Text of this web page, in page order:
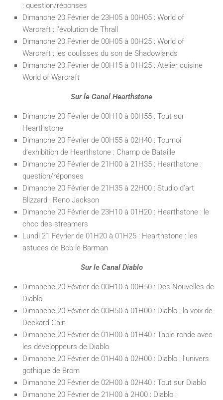
: question/réponses
Dimanche 20 Février de 23H05 à 00H05 : World of
Warcraft : l’évolution de Thrall
Dimanche 20 Février de 00H05 à 00H25 : World of
Warcraft : les coulisses du son de Shadowlands
Dimanche 20 Février de 00H15 à 01H25 : Atelier cuisine
World of Warcraft
Sur le Canal Hearthstone
Dimanche 20 Février de 00H10 à 00H55 : Tout sur
Hearthstone
Dimanche 20 Février de 00H55 à 02H40 : Tournoi
d’exhibition de Hearthstone : Champ de Bataille
Dimanche 20 Février de 21H00 à 21H35 : Hearthstone :
question/réponses
Dimanche 20 Février de 21H35 à 22H00 : Studio d’art
Blizzard : Reno Jackson
Dimanche 20 Février de 23H10 à 01H20 : Hearthstone : le
choc des streamers
Lundi 21 Février de 01H20 à 01H25 : Hearthstone : les
astuces de Bob le Barman
Sur le Canal Diablo
Dimanche 20 Février de 00H10 à 00H50 : Des Nouvelles de
Diablo
Dimanche 20 Février de 00H50 à 01H00 : Diablo : la voix de
Deckard Cain
Dimanche 20 Février de 01H00 à 01H40 : Table ronde avec
les développeurs de Diablo
Dimanche 20 Février de 01H40 à 02H00 : Diablo : l’univers
gothique de Brom
Dimanche 20 Février de 02H00 à 02H40 : Tout sur Diablo
Dimanche 20 Février de 21H00 à 2H00 : Diablo :